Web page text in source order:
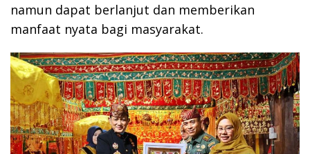
namun dapat berlanjut dan memberikan
manfaat nyata bagi masyarakat.